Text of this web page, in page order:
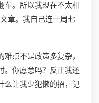
车。所以我现在不太相
章。我自己连一周七
点不是政策多复杂，
。你愿意吗？反正我还
么让我少犯懒的招，记